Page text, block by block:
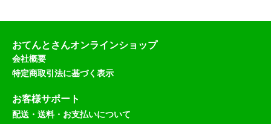
おてんとさんオンラインショップ
会社概要
特定商取引法に基づく表示
お客様サポート
配送・送料・お支払いについて